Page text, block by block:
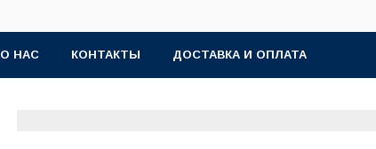
О НАС КОНТАКТЫ ДОСТАВКА И ОПЛАТА